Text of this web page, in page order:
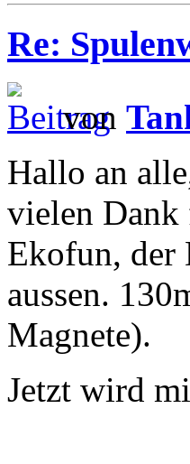
Re:
von
Hallo an
vielen
Ekofun, der
aussen.
Magnete).
Jetzt wird